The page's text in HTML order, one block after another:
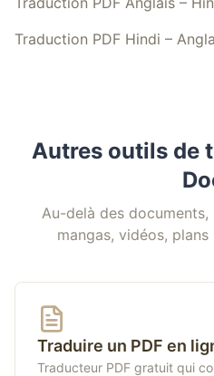
Traduction PDF Hindi –
Autres outils de
Au-delà des
mangas, vidéos, plans
Traduire un PDF en
Traducteur PDF gratuit qui